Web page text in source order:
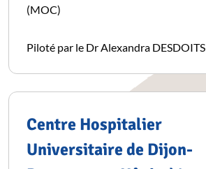
(MOC)
Piloté par le Dr Alexandra DESDOITS
Centre Hospitalier
Universitaire de Dijon-